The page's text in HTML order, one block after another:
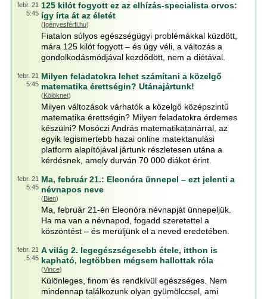
febr. 21
5:45
125 kilót fogyott ez az elhízás-specialista orvos:
így írta át az életét
(Igényesférfi.hu)
Fiatalon súlyos egészségügyi problémákkal küzdött,
mára 125 kilót fogyott – és úgy véli, a változás a
gondolkodásmódjával kezdődött, nem a diétával.
febr. 21
5:45
Milyen feladatokra lehet számítani a közelgő
matematika érettségin? Utánajártunk!
(Kölöknet)
Milyen változások várhatók a közelgő középszintű
matematika érettségin? Milyen feladatokra érdemes
készülni? Mosóczi András matematikatanárral, az
egyik legismertebb hazai online matektanulási
platform alapítójával jártunk részletesen utána a
kérdésnek, amely durván 70 000 diákot érint.
febr. 21
5:45
Ma, február 21.: Eleonóra ünnepel – ezt jelenti a
névnapos neve
(Bien)
Ma, február 21-én Eleonóra névnapját ünnepeljük.
Ha ma van a névnapod, fogadd szeretettel a
köszöntést – és merüljünk el a neved eredetében.
febr. 21
5:45
A világ 2. legegészségesebb étele, itthon is
kapható, legtöbben mégsem hallottak róla
(Vince)
Különleges, finom és rendkívül egészséges. Nem
mindennap találkozunk olyan gyümölccsel, ami